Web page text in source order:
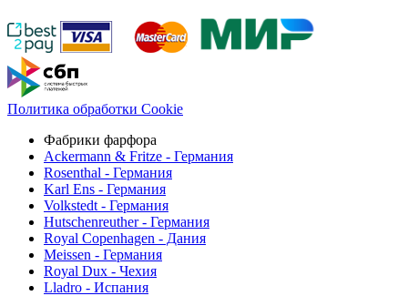
Политика обработки Cookie
Фабрики фарфора
Ackermann & Fritze - Германия
Rosenthal - Германия
Karl Ens - Германия
Volkstedt - Германия
Hutschenreuther - Германия
Royal Copenhagen - Дания
Meissen - Германия
Royal Dux - Чехия
Lladro - Испания